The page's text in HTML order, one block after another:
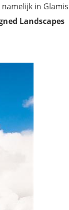
in Glamis
Landscapes